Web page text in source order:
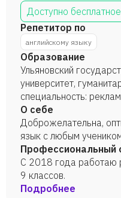
Доступно
Репетитор по
английскому языку
Образование
Ульяновский
университет,
специальность:
общественностью,
О себе
Доброжелательна,
язык с любым
Профессиональный
С 2018 года работаю
9 классов.
Подробнее